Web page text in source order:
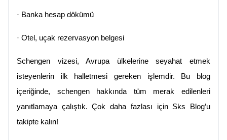
· Banka hesap dökümü
· Otel, uçak rezervasyon belgesi
Schengen vizesi, Avrupa ülkelerine seyahat etmek
isteyenlerin ilk halletmesi gereken işlemdir. Bu blog
içeriğinde, schengen hakkında tüm merak edilenleri
yanıtlamaya çalıştık. Çok daha fazlası için Sks Blog’u
takipte kalın!